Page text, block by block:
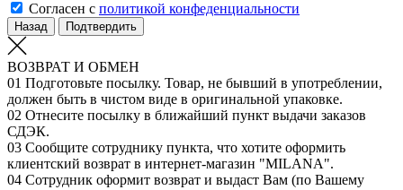
Согласен с политикой конфеденциальности
Назад Подтвердить
ВОЗВРАТ И ОБМЕН
01 Подготовьте посылку. Товар, не бывший в употреблении,
должен быть в чистом виде в оригинальной упаковке.
02 Отнесите посылку в ближайший пункт выдачи заказов
СДЭК.
03 Сообщите сотруднику пункта, что хотите оформить
клиентский возврат в интернет-магазин "MILANA".
04 Сотрудник оформит возврат и выдаст Вам (по Вашему